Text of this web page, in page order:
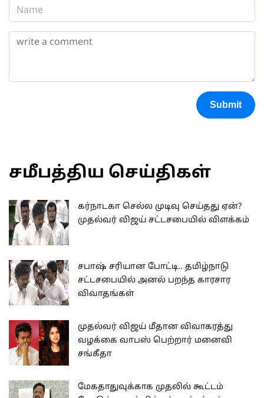
Submit
சமீபத்திய செய்திகள்
கர்நாடகா செல்ல முடிவு செய்தது ஏன்?
முதல்வர் விஜய் சட்டசபையில் விளக்கம்
சபாஷ் சரியான போட்டி.. தமிழ்நாடு
சட்டசபையில் அனல் பறந்த காரசார
விவாதங்கள்
முதல்வர் விஜய் மீதான விவாகரத்து
வழக்கை வாபஸ் பெற்றார் மனைவி
சங்கீதா
மேகதாதுவுக்காக முதலில் கூட்டம்